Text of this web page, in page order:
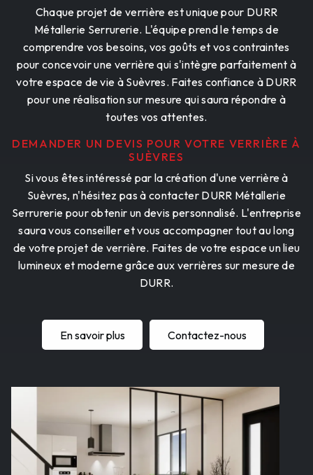
Chaque projet de verrière est unique pour DURR
Métallerie Serrurerie. L'équipe prend le temps de
comprendre vos besoins, vos goûts et vos contraintes
pour concevoir une verrière qui s'intègre parfaitement à
votre espace de vie à Suèvres. Faites confiance à DURR
pour une réalisation sur mesure qui saura répondre à
toutes vos attentes.
DEMANDER UN DEVIS POUR VOTRE VERRIÈRE À
SUÈVRES
Si vous êtes intéressé par la création d'une verrière à
Suèvres, n'hésitez pas à contacter DURR Métallerie
Serrurerie pour obtenir un devis personnalisé. L'entreprise
saura vous conseiller et vous accompagner tout au long
de votre projet de verrière. Faites de votre espace un lieu
lumineux et moderne grâce aux verrières sur mesure de
DURR.
En savoir plus Contactez-nous